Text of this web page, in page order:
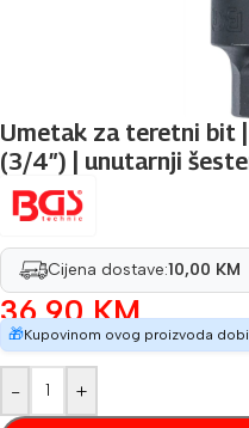
Umetak za teretni bit
(3/4″) | unutarnji
Cijena dostave:10,00 KM
36,90KM
🎁Kupovinom ovog proizvoda
- +